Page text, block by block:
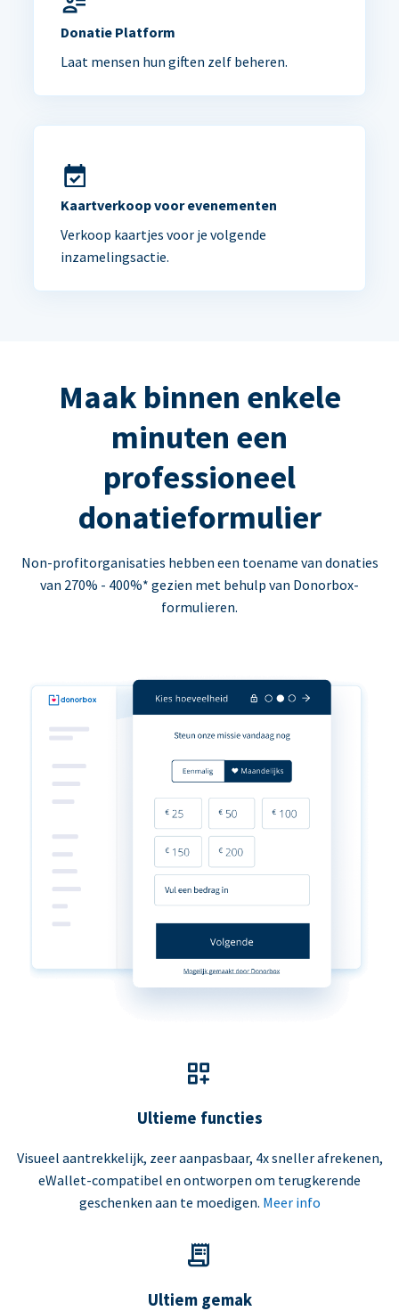
Donatie Platform
Laat mensen hun giften zelf beheren.
Kaartverkoop voor evenementen
Verkoop kaartjes voor je volgende
inzamelingsactie.
Maak binnen enkele
minuten een
professioneel
donatieformulier
Non-profitorganisaties hebben een toename van donaties
van 270% - 400%* gezien met behulp van Donorbox-
formulieren.
Ultieme functies
Visueel aantrekkelijk, zeer aanpasbaar, 4x sneller afrekenen,
eWallet-compatibel en ontworpen om terugkerende
geschenken aan te moedigen. Meer info
Ultiem gemak